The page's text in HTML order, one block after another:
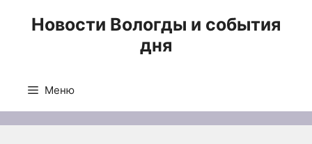
Новости Вологды и события
дня
Меню